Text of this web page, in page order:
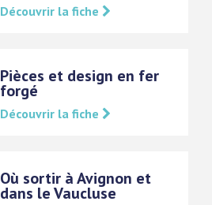
Découvrir la fiche
Pièces et design en fer
forgé
Découvrir la fiche
Où sortir à Avignon et
dans le Vaucluse